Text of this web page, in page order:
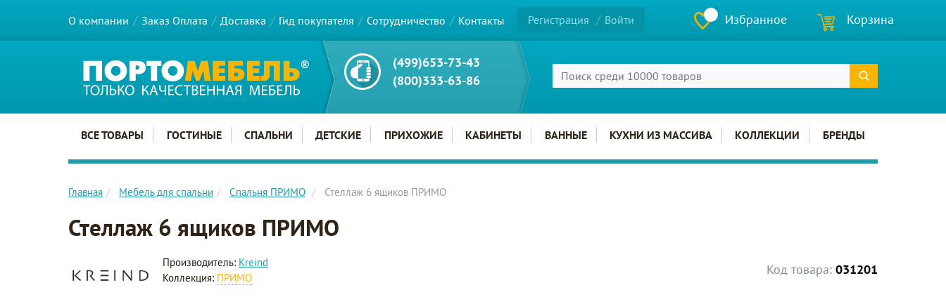
О компании Заказ Оплата Доставка Гид покупателя Сотрудничество Контакты Регистрация Войти Избранное Корзина
(499)653-73-43
(800)333-63-86
Главное меню сайта
ВСЕ ТОВАРЫ ГОСТИНЫЕ СПАЛЬНИ ДЕТСКИЕ ПРИХОЖИЕ КАБИНЕТЫ ВАННЫЕ КУХНИ ИЗ МАССИВА КОЛЛЕКЦИИ БРЕНДЫ
Главная Мебель для спальни Спальня ПРИМО Стеллаж 6 ящиков ПРИМО
Стеллаж 6 ящиков ПРИМО
Код товара: 031201
Производитель: Kreind
Коллекция: ПРИМО